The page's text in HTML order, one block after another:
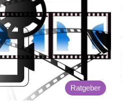
Ratgeber